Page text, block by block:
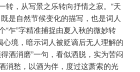
转，从写景之乐转向抒情之寂。“天
是自然节候变化的描写，也是词人
“乍”字精准捕捉由夏入秋的微妙转
心境，暗示词人被贬谪后无人理解的
酒消磨”一句，看似洒脱，实为苦闷
消愁，以酒为伴，度过这萧索的光